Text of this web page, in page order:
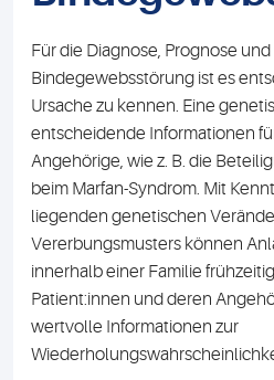
Für die Diagnose, Prognose
Bindegewebsstörung ist es
Ursache zu kennen. Eine
entscheidende Informationen
Angehörige, wie z. B. die
beim Marfan-Syndrom. Mit
liegenden genetischen
Vererbungsmusters können
innerhalb einer Familie
Patient:innen und deren
wertvolle Informationen zur